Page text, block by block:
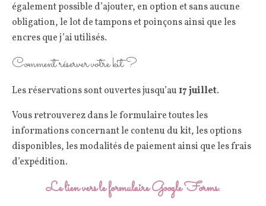
également possible d’ajouter, en option et sans aucune
obligation, le lot de tampons et poinçons ainsi que les
encres que j’ai utilisés.
Comment réserver votre kit ?
Les réservations sont ouvertes jusqu’au17 juillet.
Vous retrouverez dans le formulaire toutes les
informations concernant le contenu du kit, les options
disponibles, les modalités de paiement ainsi que les frais
d’expédition.
Le lien vers le formulaire Google Forms.